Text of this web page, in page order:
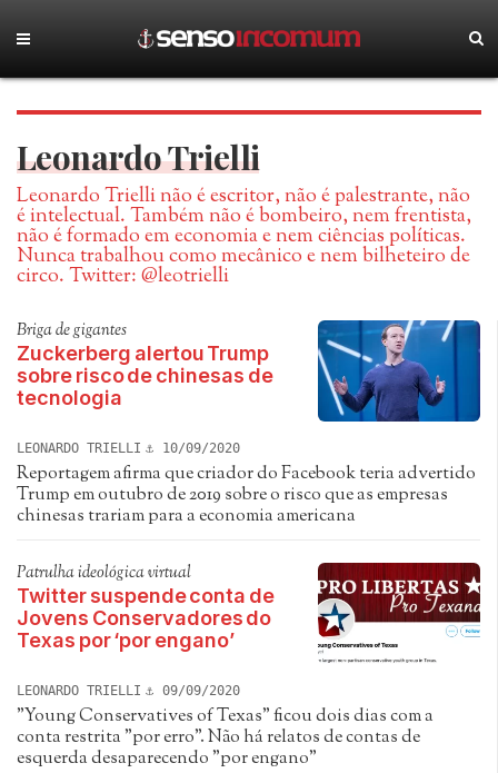
Leonardo Trielli
Leonardo Trielli não é escritor, não é palestrante, não
é intelectual. Também não é bombeiro, nem frentista,
não é formado em economia e nem ciências políticas.
Nunca trabalhou como mecânico e nem bilheteiro de
circo. Twitter: @leotrielli
Briga de gigantes
Zuckerberg alertou Trump
sobre risco de chinesas de
tecnologia
LEONARDO TRIELLI 10/09/2020
Reportagem afirma que criador do Facebook teria advertido
Trump em outubro de 2019 sobre o risco que as empresas
chinesas trariam para a economia americana
Patrulha ideológica virtual
Twitter suspende conta de
Jovens Conservadores do
Texas por ‘por engano’
LEONARDO TRIELLI 09/09/2020
"Young Conservatives of Texas" ficou dois dias com a
conta restrita "por erro". Não há relatos de contas de
esquerda desaparecendo "por engano"